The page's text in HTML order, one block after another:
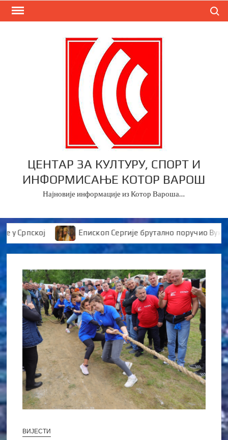
Skip
ЦЕНТАР ЗА КУЛТУРУ, СПОРТ И
ИНФОРМИСАЊЕ КОТОР ВАРОШ
Најновије информације из Котор Вароша…
Епископ Сергије брутално поручио
ВИЈЕСТИ